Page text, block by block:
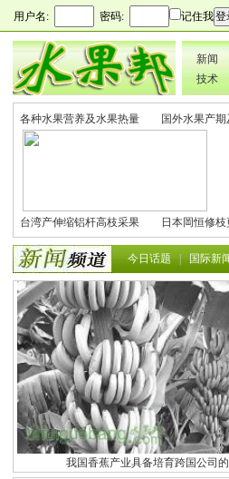
用户名: 密码: 记住我
新闻
技术
各种水果营养及水果热量
表
国外水果产
台湾产伸缩铝杆高枝采果
剪2270#
日本岡恒修
铗200
今日话题
国际新
我国香蕉产业具备培育跨国公司